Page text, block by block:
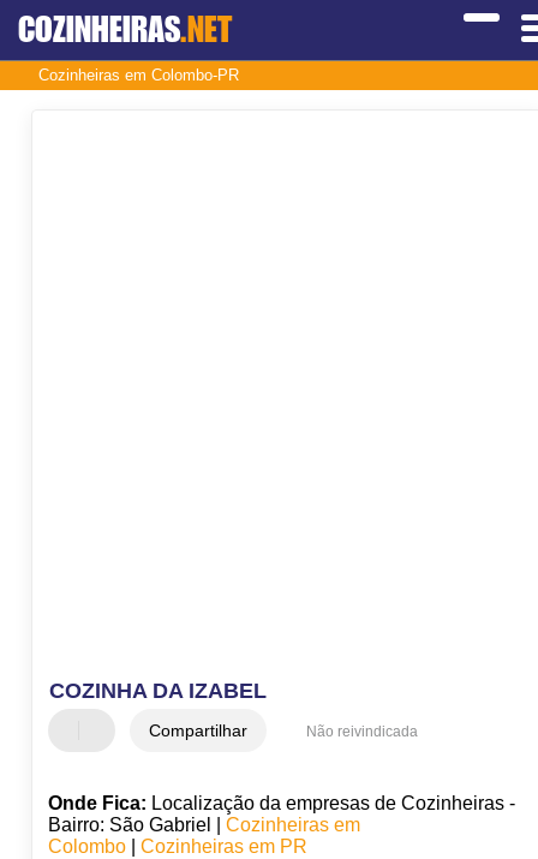
COZINHEIRAS.NET
Cozinheiras em Colombo-PR
COZINHA DA IZABEL
Compartilhar Não reivindicada
Onde Fica: Localização da empresas de Cozinheiras -
Bairro: São Gabriel | Cozinheiras em
Colombo| Cozinheiras em PR